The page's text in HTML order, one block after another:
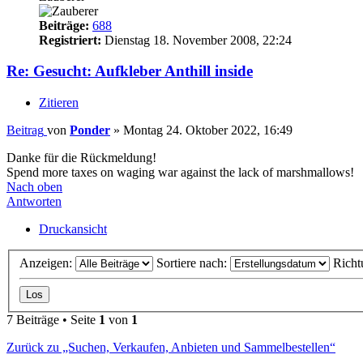
Beiträge: 688
Registriert: Dienstag 18. November 2008, 22:24
Re: Gesucht: Aufkleber Anthill inside
Zitieren
Beitrag von Ponder » Montag 24. Oktober 2022, 16:49
Danke für die Rückmeldung!
Spend more taxes on waging war against the lack of marshmallows!
Nach oben
Antworten
Druckansicht
Anzeigen: Sortiere nach:
7 Beiträge • Seite 1 von 1
Zurück zu „Suchen, Verkaufen, Anbieten und Sammelbestellen“